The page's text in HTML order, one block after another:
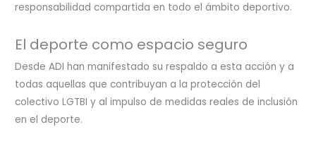
responsabilidad compartida en todo el ámbito deportivo.
El deporte como espacio seguro
Desde ADI han manifestado su respaldo a esta acción y a
todas aquellas que contribuyan a la protección del
colectivo LGTBI y al impulso de medidas reales de inclusión
en el deporte.